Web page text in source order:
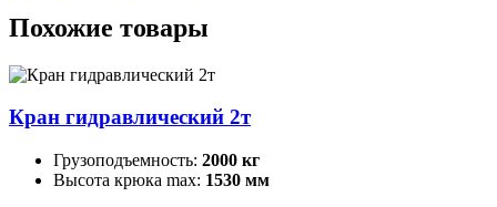
Похожие товары
Кран гидравлический 2т
Грузоподъемность: 2000 кг
Высота крюка max: 1530 мм